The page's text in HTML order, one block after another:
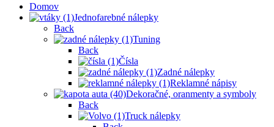
Domov
Jednofarebné nálepky
Back
Tuning
Back
Čísla
Zadné nálepky
Reklamné nápisy
Dekoračné, oranmenty a symboly
Back
Truck nálepky